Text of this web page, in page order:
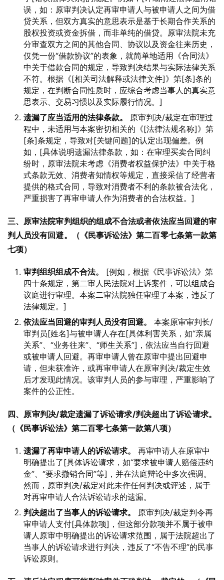
误，如：原审判决认定再审申请人与被申请人之间为借
贷关系，但双方真实的意思表示是基于长期合作关系的
股权投资或资金拆借，而非单纯的借贷。原审法院未充
分审查双方之间的其他合同、协议以及资金往来历史，
仅凭一份“借款协议”的表象，就简单地适用《合同法》
中关于借款合同的规定，导致判决结果与实际法律关系
不符。根据《[相关司法解释或法律文件]》第[条]条的
规定，在判断合同性质时，应综合考虑当事人的真实意
思表示、交易习惯以及实际履行情况。]
遗漏了应当适用的法律条款。
原审判决/裁定在审理过
程中，未适用与本案密切相关的《[法律法规名称]》第
[条]条规定，导致对[关键问题]的认定出现偏差。例
如，[具体说明遗漏法律条款，如：在审理买卖合同纠
纷时，原审法院未考虑《消费者权益保护法》中关于格
式条款无效、消费者知情权等规定，直接采信了经营者
提供的格式合同，导致对消费者不利的条款被合法化，
严重损害了再审申请人作为消费者的合法权益。]
三、原审法院审判组织的组成不合法或者依法应当回避的审
判人员没有回避。（《民事诉讼法》第二百零七条第一款第
七项）
审判组织组成不合法。
[例如，根据《民事诉讼法》第
四十条规定，第二审人民法院对上诉案件，可以组成合
议庭进行审理。本案二审法院独任审理了本案，违反了
法律规定。]
依法应当回避的审判人员没有回避。
本案原审审判长/
审判员[姓名]与被申请人存在[具体利害关系，如“亲属
关系”、“业务往来”、“师生关系”]，依法应当自行回避
或被申请人回避。再审申请人曾在原审中提出回避申
请，但未获准许，或再审申请人在原审判决/裁定生效
后才发现此情况。该审判人员的参与审理，严重影响了
案件的公正性。
四、原审判决/裁定遗漏了诉讼请求/判决超出了诉讼请求。
（《民事诉讼法》第二百零七条第一款第八项）
遗漏了再审申请人的诉讼请求。
再审申请人在原审中
明确提出了[具体诉讼请求，如“要求被申请人赔偿违约
金”、“要求撤销合同”等]，并在法庭辩论中多次强调。
然而，原审判决/裁定对此未作任何判决或评述，属于
对再审申请人合法诉讼请求的遗漏。
判决超出了当事人的诉讼请求。
原审判决/裁定判令再
审申请人支付[具体款项]，但这部分款项并不属于被申
请人原审中明确提出的诉讼请求范围，属于法院超出了
当事人的诉讼请求进行判决，违反了“不告不理”的民事
诉讼原则。